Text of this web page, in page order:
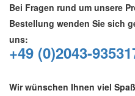
Bei Fragen rund um unsere
Bestellung wenden Sie sich
uns:
+49 (0)2043-
Wir wünschen Ihnen viel